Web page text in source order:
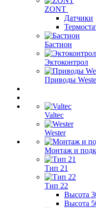
ZONT
Датчики
Бастион
Эктоконтрол
Приводы
Valtec
Wester
Монтаж и
Тип 21
Тип 22
Высота
Высота